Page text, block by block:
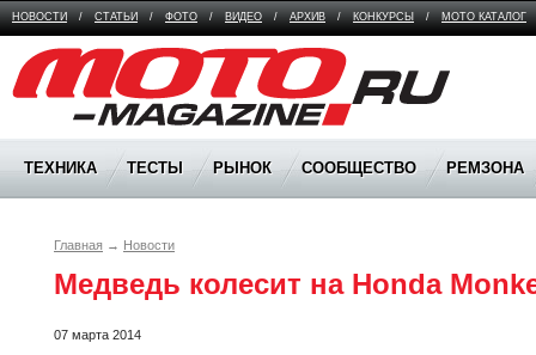
НОВОСТИ / СТАТЬИ / ФОТО / ВИДЕО / АРХИВ / КОНКУРСЫ / МОТО КАТАЛОГ
Moto Magazine
ТЕХНИКА ТЕСТЫ РЫНОК СООБЩЕСТВО РЕМЗОНА
Главная → Новости
Медведь колесит на Honda
07 марта 2014